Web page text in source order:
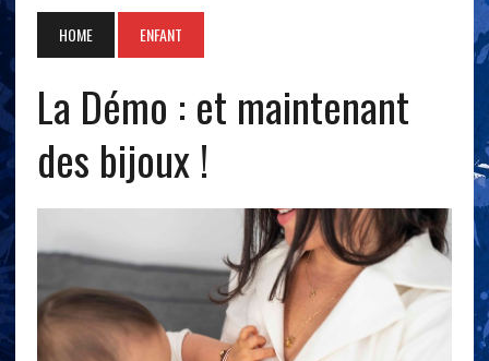
HOME ENFANT
La Démo : et maintenant
des bijoux !